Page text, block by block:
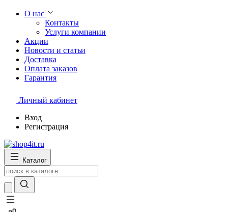
О нас
Контакты
Услуги компании
Акции
Новости и статьи
Доставка
Оплата заказов
Гарантия
Личный кабинет
Вход
Регистрация
Каталог